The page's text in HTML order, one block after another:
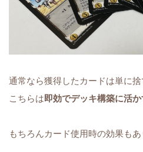
通常なら獲得したカードは単に捨
こちらは即効でデッキ構築に活
もちろんカード使用時の効果もあ